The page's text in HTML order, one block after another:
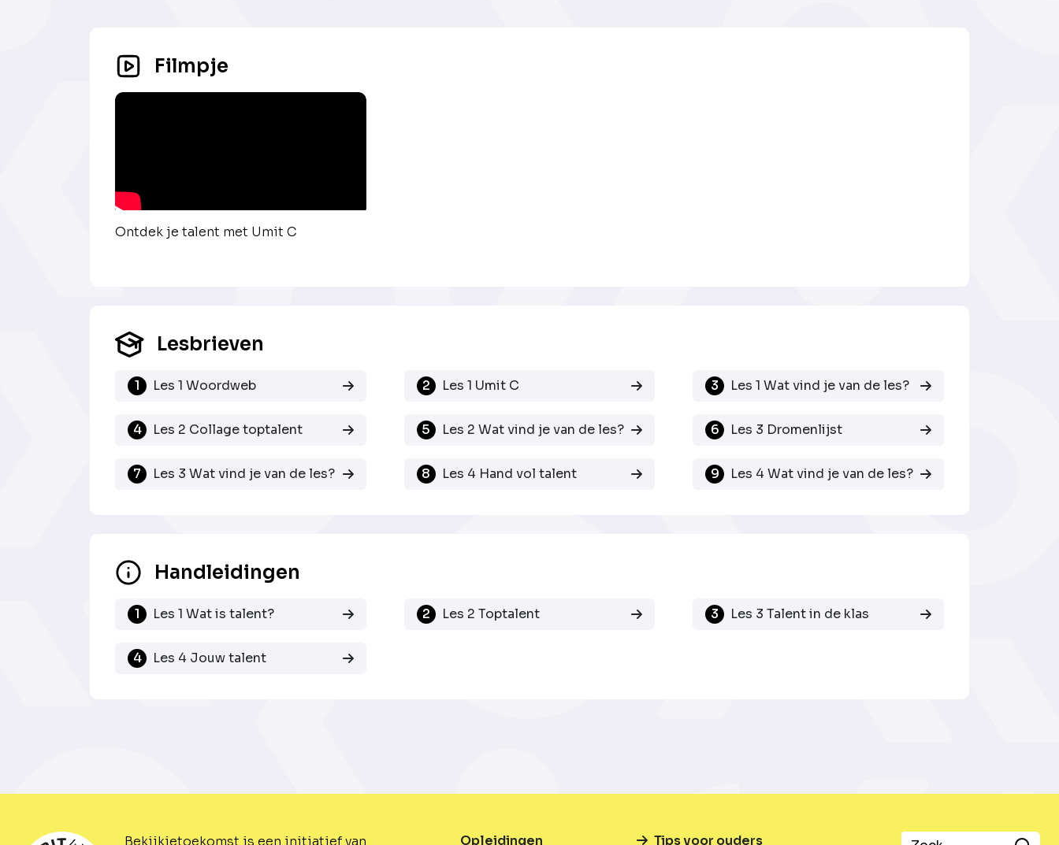
Filmpje
Ontdek je talent met Umit C
Lesbrieven
1 Les 1 Woordweb 2 Les 1 Umit C 3 Les 1 Wat vind je van de les?
4 Les 2 Collage toptalent 5 Les 2 Wat vind je van de les? 6 Les 3 Dromenlijst
7 Les 3 Wat vind je van de les? 8 Les 4 Hand vol talent 9 Les 4 Wat vind je van de les?
Handleidingen
1 Les 1 Wat is talent? 2 Les 2 Toptalent 3 Les 3 Talent in de klas
4 Les 4 Jouw talent
Bekijkjetoekomst is een initiatief van Opleidingen Tips voor ouders